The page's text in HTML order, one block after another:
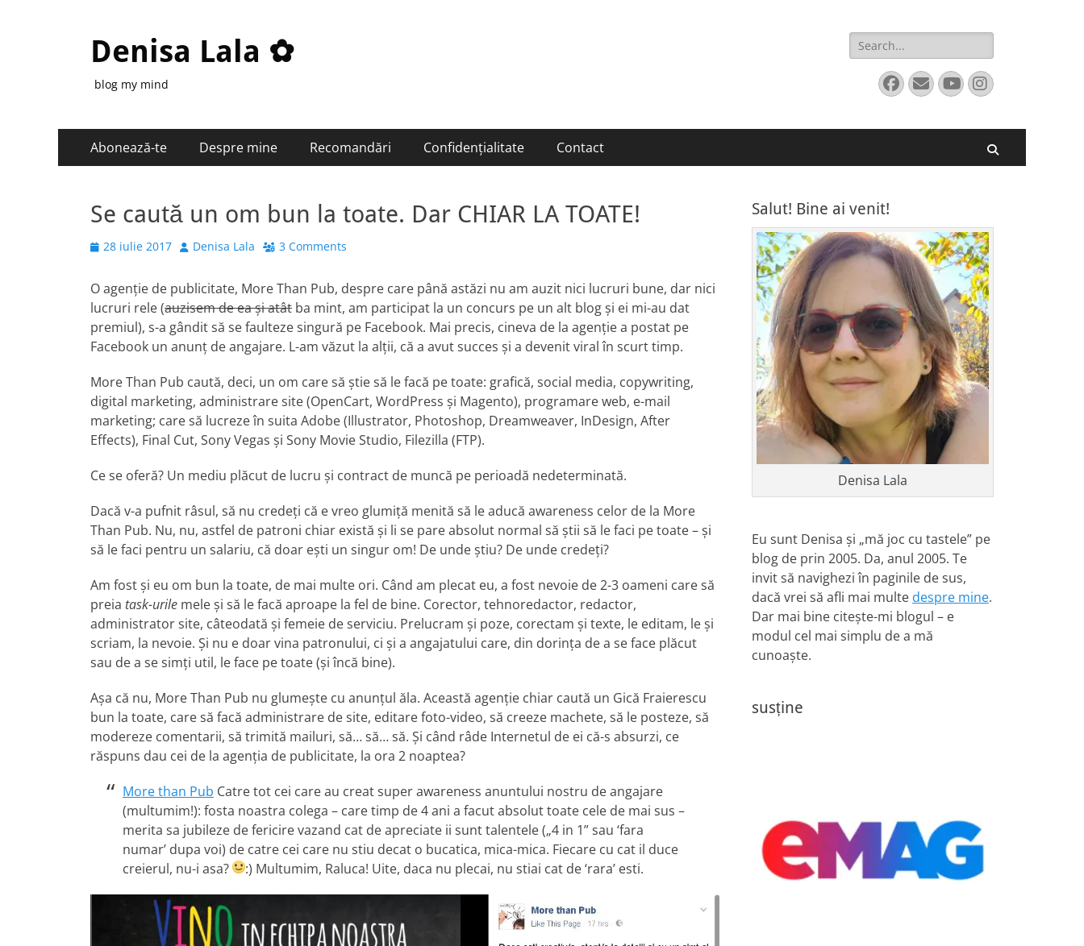
Denisa Lala ✿
blog my mind
Search
for:
Facebook
EmailYouTube
Instagram
Primary
Menu
Abonează-te Despre mine Recomandări Confidențialitate Contact
Se caută un om bun la toate. Dar CHIAR LA TOATE!
Posted
28 iulie 2017 Author
Denisa Lala 3 Comments
O agenție de publicitate, More Than Pub, despre care până astăzi nu am auzit nici lucruri bune, dar nici
lucruri rele (auzisem de ea și atât ba mint, am participat la un concurs pe un alt blog și ei mi-au dat
premiul), s-a gândit să se faulteze singură pe Facebook. Mai precis, cineva de la agenție a postat pe
Facebook un anunț de angajare. L-am văzut la alții, că a avut succes și a devenit viral în scurt timp.
More Than Pub caută, deci, un om care să știe să le facă pe toate: grafică, social media, copywriting,
digital marketing, administrare site (OpenCart, WordPress și Magento), programare web, e-mail
marketing; care să lucreze în suita Adobe (Illustrator, Photoshop, Dreamweaver, InDesign, After
Effects), Final Cut, Sony Vegas și Sony Movie Studio, Filezilla (FTP).
Ce se oferă? Un mediu plăcut de lucru și contract de muncă pe perioadă nedeterminată.
Dacă v-a pufnit râsul, să nu credeți că e vreo glumiță menită să le aducă awareness celor de la More
Than Pub. Nu, nu, astfel de patroni chiar există și li se pare absolut normal să știi să le faci pe toate – și
să le faci pentru un salariu, că doar ești un singur om! De unde știu? De unde credeți?
Am fost și eu om bun la toate, de mai multe ori. Când am plecat eu, a fost nevoie de 2-3 oameni care să
preia task-urile mele și să le facă aproape la fel de bine. Corector, tehnoredactor, redactor,
administrator site, câteodată și femeie de serviciu. Prelucram și poze, corectam și texte, le editam, le și
scriam, la nevoie. Și nu e doar vina patronului, ci și a angajatului care, din dorința de a se face plăcut
sau de a se simți util, le face pe toate (și încă bine).
Așa că nu, More Than Pub nu glumește cu anunțul ăla. Această agenție chiar caută un Gică Fraierescu
bun la toate, care să facă administrare de site, editare foto-video, să creeze machete, să le posteze, să
modereze comentarii, să trimită mailuri, să… să… să. Și când râde Internetul de ei că-s absurzi, ce
răspuns dau cei de la agenția de publicitate, la ora 2 noaptea?
More than Pub Catre tot cei care au creat super awareness anuntului nostru de angajare
(multumim!): fosta noastra colega – care timp de 4 ani a facut absolut toate cele de mai sus –
merita sa jubileze de fericire vazand cat de apreciate ii sunt talentele („4 in 1” sau ‘fara
numar’ dupa voi) de catre cei care nu stiu decat o bucatica, mica-mica. Fiecare cu cat il duce
creierul, nu-i asa?
:) Multumim, Raluca! Uite, daca nu plecai, nu stiai cat de ‘rara’ esti.
Salut! Bine ai venit!
Denisa Lala
Eu sunt Denisa și „mă joc cu tastele” pe
blog de prin 2005. Da, anul 2005. Te
invit să navighezi în paginile de sus,
dacă vrei să afli mai multe despre mine.
Dar mai bine citește-mi blogul – e
modul cel mai simplu de a mă
cunoaște.
susține